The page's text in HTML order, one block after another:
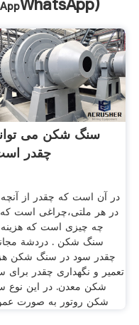
WhatsApp)
سنگ شکن می
چقدر
در آن است که چقدر از
در هر ملتی،چراغی است
چه چیزی است که
سنگ شکن . دردشة
چقدر سود در سنگ شکن
تعمیر و نگهداری چقدر برای
شکن معدن. در این نوع
شکن روتور به صورت